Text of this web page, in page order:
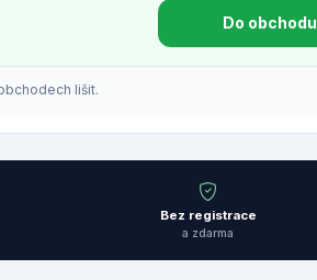
Do obchodu
lišit.
Bez registrace
a zdarma